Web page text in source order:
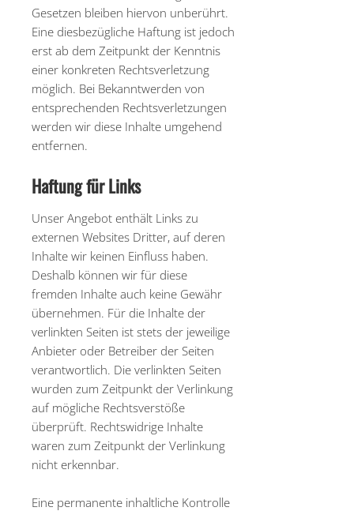
Gesetzen bleiben hiervon unberührt.
Eine diesbezügliche Haftung ist jedoch
erst ab dem Zeitpunkt der Kenntnis
einer konkreten Rechtsverletzung
möglich. Bei Bekanntwerden von
entsprechenden Rechtsverletzungen
werden wir diese Inhalte umgehend
entfernen.
Haftung für Links
Unser Angebot enthält Links zu
externen Websites Dritter, auf deren
Inhalte wir keinen Einfluss haben.
Deshalb können wir für diese
fremden Inhalte auch keine Gewähr
übernehmen. Für die Inhalte der
verlinkten Seiten ist stets der jeweilige
Anbieter oder Betreiber der Seiten
verantwortlich. Die verlinkten Seiten
wurden zum Zeitpunkt der Verlinkung
auf mögliche Rechtsverstöße
überprüft. Rechtswidrige Inhalte
waren zum Zeitpunkt der Verlinkung
nicht erkennbar.
Eine permanente inhaltliche Kontrolle